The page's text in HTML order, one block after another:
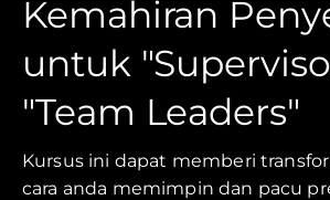
Kemahiran
untuk
"Team Leaders"
Kursus ini dapat memberi
cara anda memimpin dan pacu